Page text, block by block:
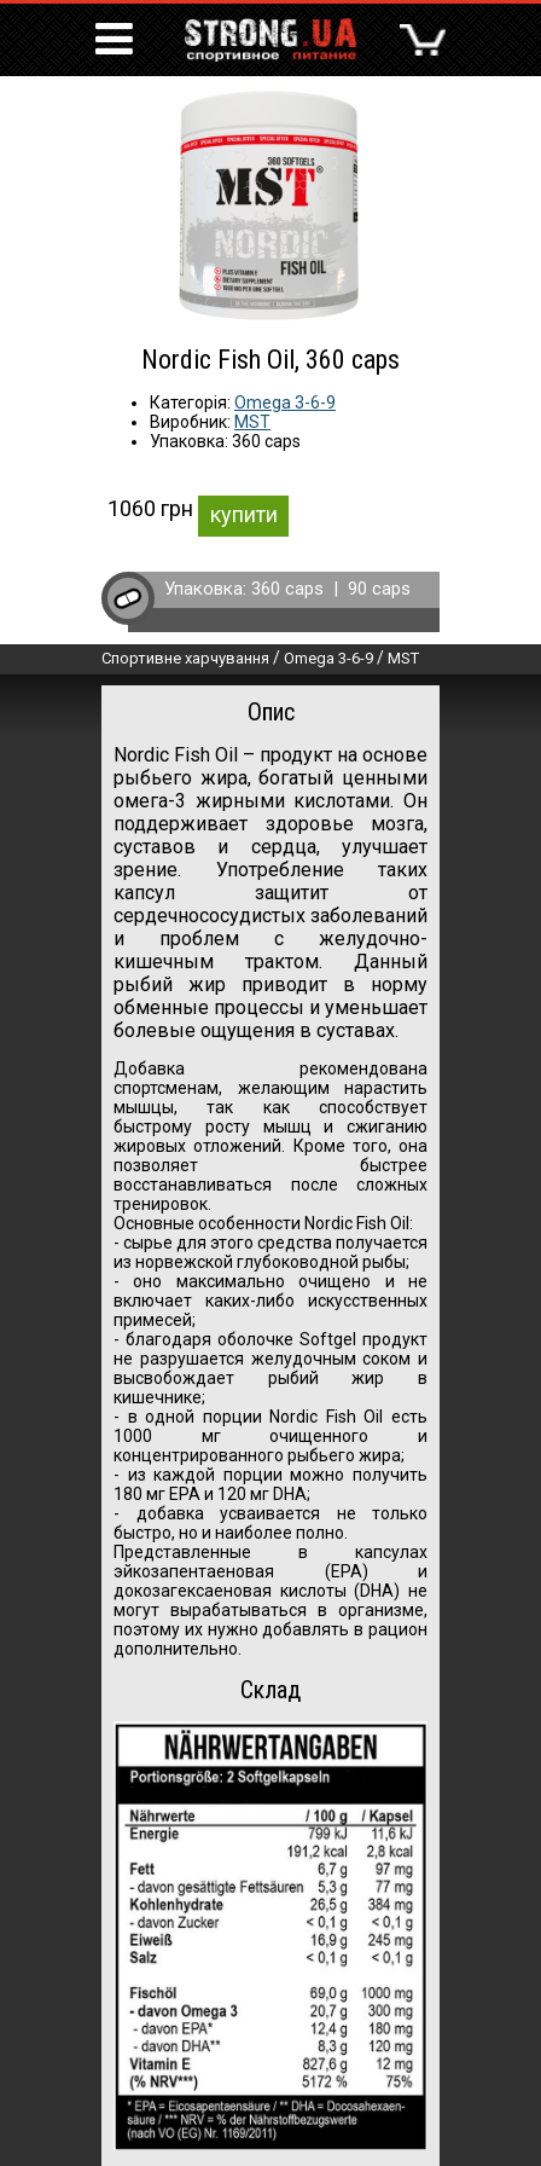
Nordic Fish Oil, 360 caps
Категорія: Omega 3-6-9
Виробник: MST
Упаковка: 360 caps
1060 грн купити
Упаковка: 360 caps | 90 caps
Спортивне харчування / Omega 3-6-9 / MST
Опис
Nordic Fish Oil – продукт на основе
рыбьего жира, богатый ценными
омега-3 жирными кислотами. Он
поддерживает здоровье мозга,
суставов и сердца, улучшает
зрение. Употребление таких
капсул защитит от
сердечнососудистых заболеваний
и проблем с желудочно-
кишечным трактом. Данный
рыбий жир приводит в норму
обменные процессы и уменьшает
болевые ощущения в суставах.
Добавка рекомендована
спортсменам, желающим нарастить
мышцы, так как способствует
быстрому росту мышц и сжиганию
жировых отложений. Кроме того, она
позволяет быстрее
восстанавливаться после сложных
тренировок.
Основные особенности Nordic Fish Oil:
- сырье для этого средства получается
из норвежской глубоководной рыбы;
- оно максимально очищено и не
включает каких-либо искусственных
примесей;
- благодаря оболочке Softgel продукт
не разрушается желудочным соком и
высвобождает рыбий жир в
кишечнике;
- в одной порции Nordic Fish Oil есть
1000 мг очищенного и
концентрированного рыбьего жира;
- из каждой порции можно получить
180 мг EPA и 120 мг DHA;
- добавка усваивается не только
быстро, но и наиболее полно.
Представленные в капсулах
эйкозапентаеновая (EPA) и
докозагексаеновая кислоты (DHA) не
могут вырабатываться в организме,
поэтому их нужно добавлять в рацион
дополнительно.
Склад